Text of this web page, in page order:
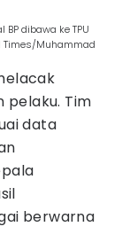
dibawa ke TPU
Times/Muhammad
pelaku. Tim
data
berwarna